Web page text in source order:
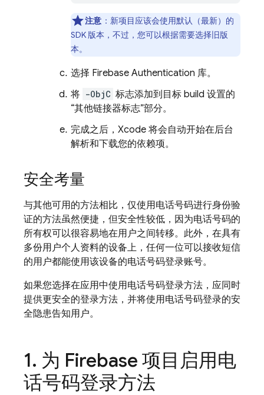
注意 ：新项目应该会使用默认（最新）的
SDK 版本，不过，您可以根据需要选择旧版
本。
选择 Firebase Authentication 库。
将 -ObjC 标志添加到目标 build 设置的
“其他链接器标志”部分。
完成之后，Xcode 将会自动开始在后台
解析和下载您的依赖项。
安全考量
与其他可用的方法相比，仅使用电话号码进行身份验
证的方法虽然便捷，但安全性较低，因为电话号码的
所有权可以很容易地在用户之间转移。此外，在具有
多份用户个人资料的设备上，任何一位可以接收短信
的用户都能使用该设备的电话号码登录账号。
如果您选择在应用中使用电话号码登录方法，应同时
提供更安全的登录方法，并将使用电话号码登录的安
全隐患告知用户。
为 Firebase 项目启用电
话号码登录方法